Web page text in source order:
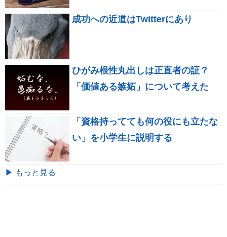
成功への近道はTwitterにあり
ひがみ根性丸出しは正直者の証？
「価値ある嫉妬」について考えた
「資格持ってても何の役にも立たな
い」を小学生に説明する
▶ もっと見る